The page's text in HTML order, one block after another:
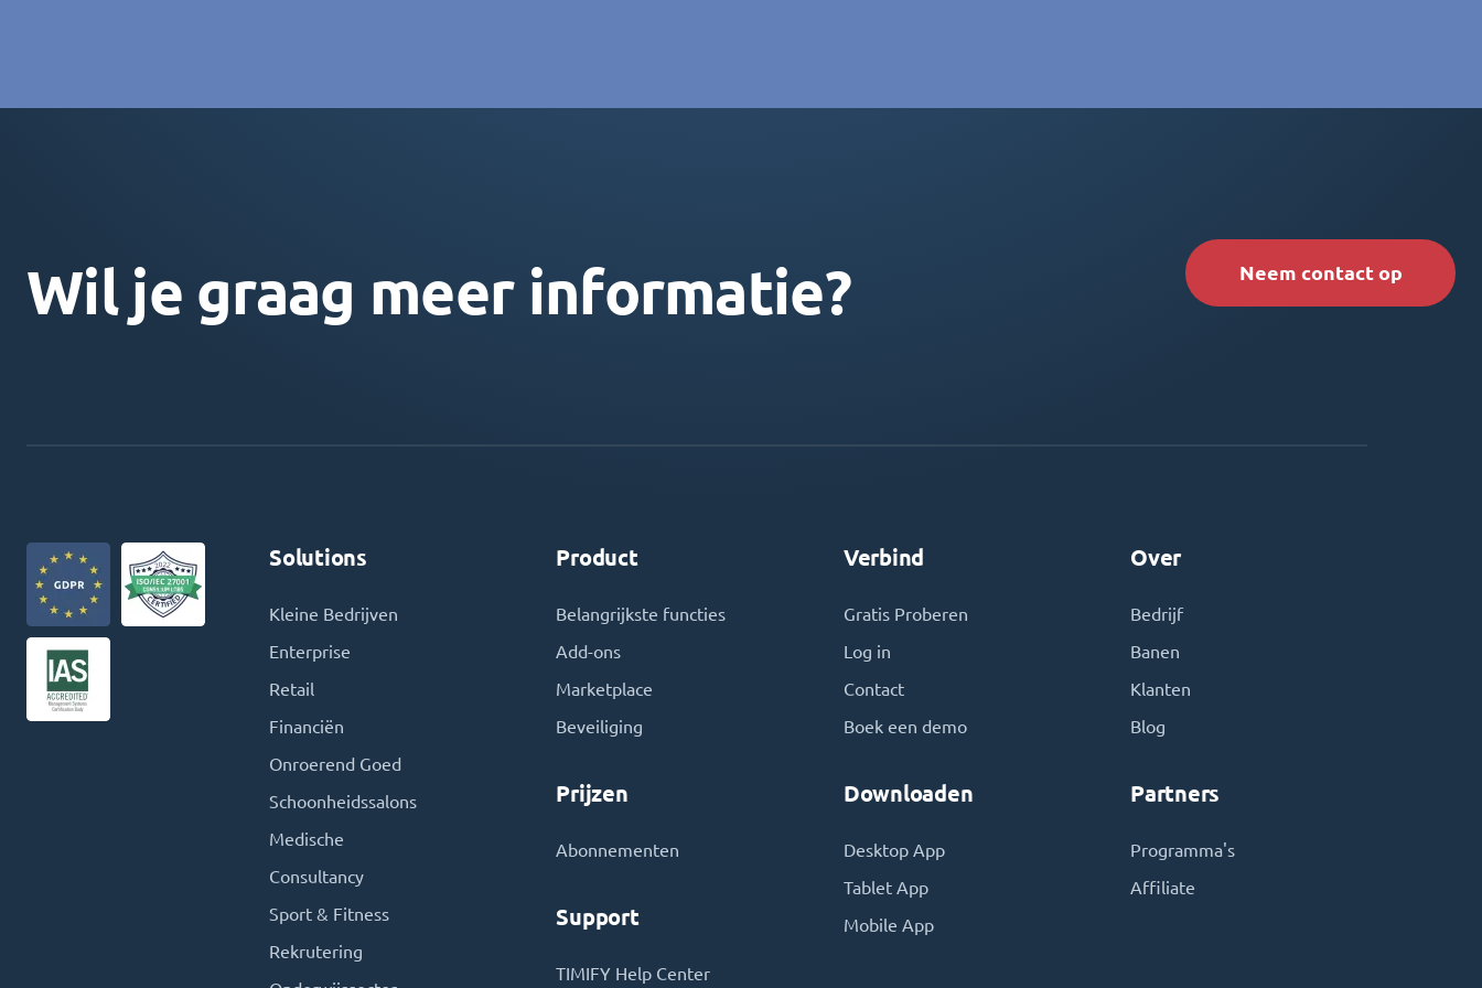
Wil je graag meer informatie? Neem contact op
Solutions
Kleine Bedrijven
Enterprise
Retail
Financiën
Onroerend Goed
Schoonheidssalons
Medische
Consultancy
Sport & Fitness
Rekrutering
Product
Belangrijkste functies
Add-ons
Marketplace
Beveiliging
Prijzen
Abonnementen
Support
TIMIFY Help Center
Verbind
Gratis Proberen
Log in
Contact
Boek een demo
Downloaden
Desktop App
Tablet App
Mobile App
Over
Bedrijf
Banen
Klanten
Blog
Partners
Programma's
Affiliate